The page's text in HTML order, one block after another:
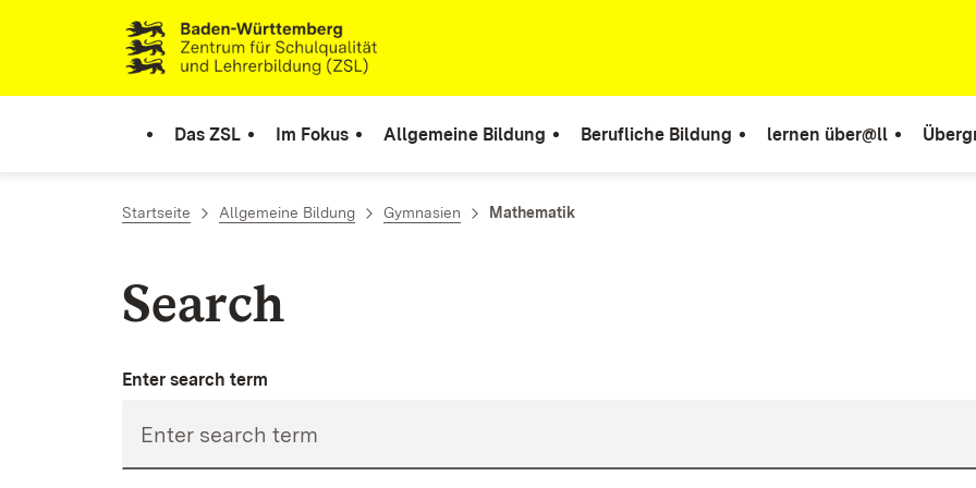
Skip to content
Link to homepage
Das ZSL Im Fokus Allgemeine Bildung Berufliche Bildung lernen über@ll
Startseite Allgemeine Bildung Gymnasien Mathematik
Search
Enter search term